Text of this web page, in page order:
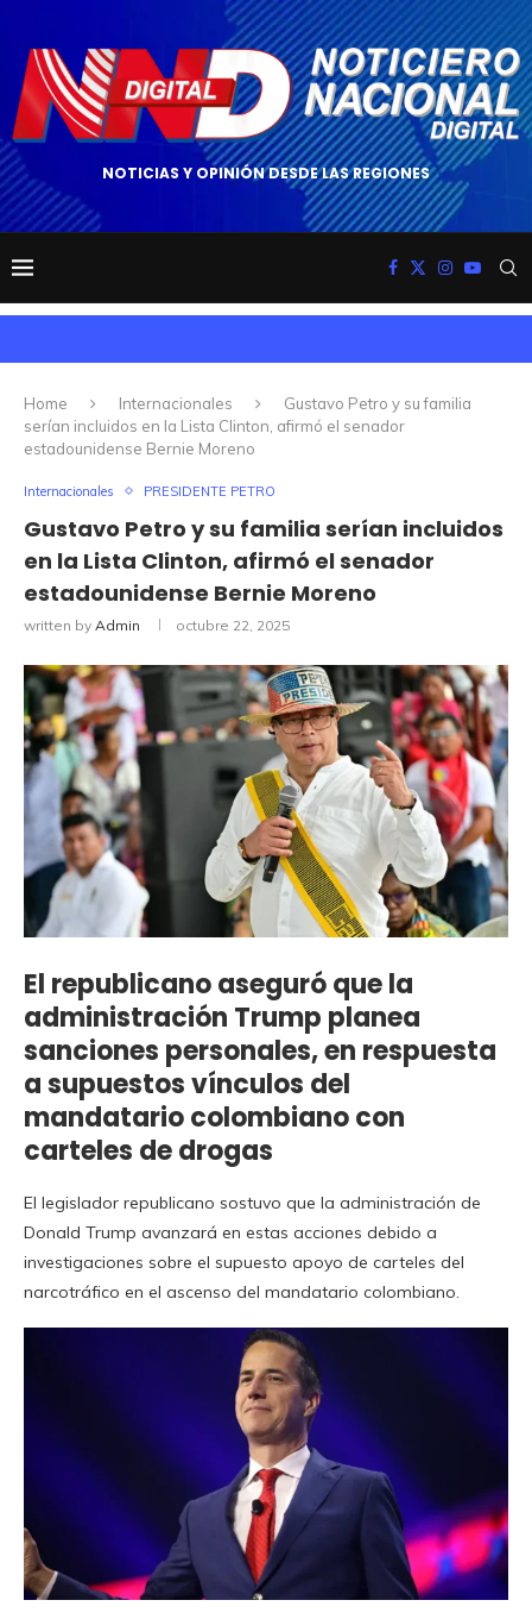
NOTICIAS Y OPINIÓN DESDE LAS REGIONES
Home Internacionales
Gustavo Petro y su familia
serían incluidos en la Lista Clinton, afirmó el senador
estadounidense Bernie Moreno
Internacionales PRESIDENTE PETRO
Gustavo Petro y su familia serían incluidos
en la Lista Clinton, afirmó el senador
estadounidense Bernie Moreno
written by Admin octubre 22, 2025
El republicano aseguró que la
administración Trump planea
sanciones personales, en respuesta
a supuestos vínculos del
mandatario colombiano con
carteles de drogas
El legislador republicano sostuvo que la administración de
Donald Trump avanzará en estas acciones debido a
investigaciones sobre el supuesto apoyo de carteles del
narcotráfico en el ascenso del mandatario colombiano.